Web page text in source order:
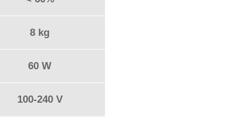
8 kg
60 W
100-240 V